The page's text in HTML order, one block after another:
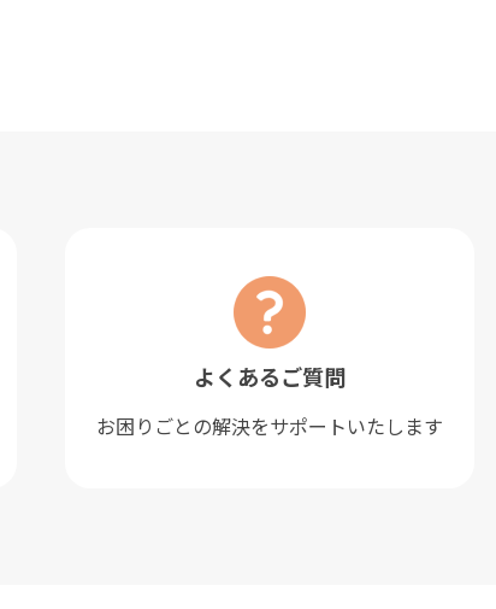
よくあるご質問
お困りごとの解決をサポートいたします